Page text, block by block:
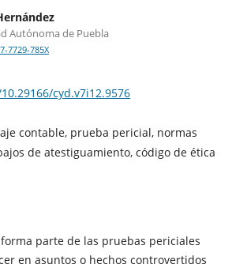
Autónoma de Puebla
7729-785X
cyd.v7i12.9576
contable, prueba pericial, normas
de atestiguamiento, código de ética
parte de las pruebas periciales
en asuntos o hechos controvertidos